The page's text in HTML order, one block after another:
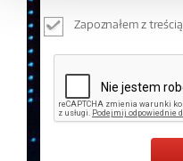
Zapoznałem z treścią